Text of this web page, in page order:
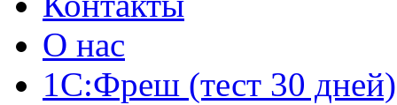
О нас
1С:Фреш (тест 30 дней)